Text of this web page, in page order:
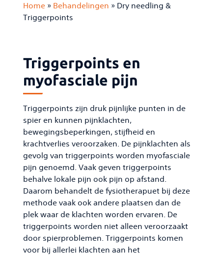
Home » Behandelingen » Dry needling &
Triggerpoints
Triggerpoints en
myofasciale pijn
Triggerpoints zijn druk pijnlijke punten in de
spier en kunnen pijnklachten,
bewegingsbeperkingen, stijfheid en
krachtverlies veroorzaken. De pijnklachten als
gevolg van triggerpoints worden myofasciale
pijn genoemd. Vaak geven triggerpoints
behalve lokale pijn ook pijn op afstand.
Daarom behandelt de fysiotherapuet bij deze
methode vaak ook andere plaatsen dan de
plek waar de klachten worden ervaren. De
triggerpoints worden niet alleen veroorzaakt
door spierproblemen. Triggerpoints komen
voor bij allerlei klachten aan het